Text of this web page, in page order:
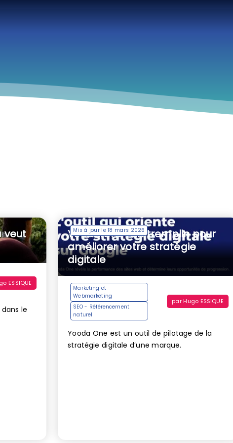
veut
ESSIQUE
le
Mis à jour le 18 mars 2026
Yooda.One : un tremplin pour
améliorer votre stratégie
digitale
Marketing et
Webmarketing
SEO - Référencement
naturel
par Hugo ESSIQUE
Yooda One est un outil de pilotage de la
stratégie digitale d’une marque.